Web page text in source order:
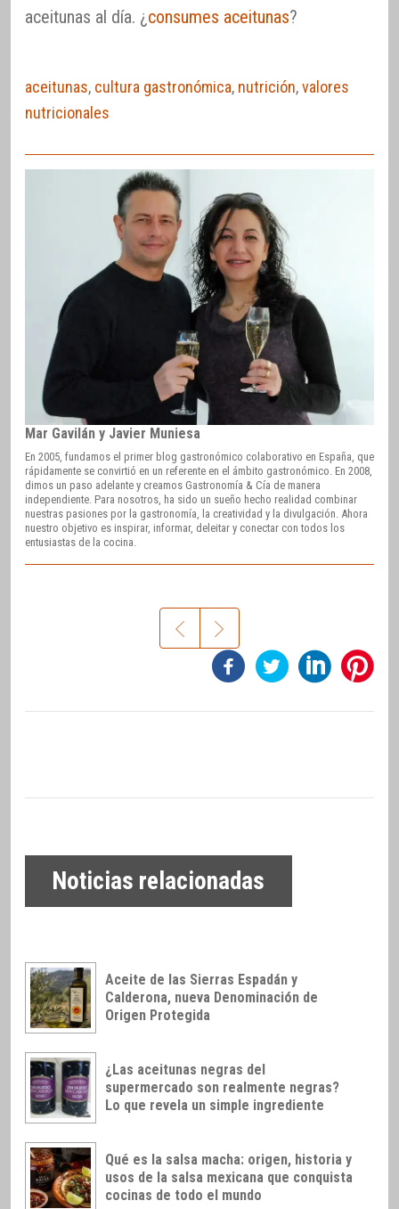
aceitunas al día. ¿ consumes aceitunas?
aceitunas, cultura gastronómica, nutrición,valores
nutricionales
Mar Gavilán y Javier Muniesa
En 2005, fundamos el primer blog gastronómico colaborativo en España, que
rápidamente se convirtió en un referente en el ámbito gastronómico. En 2008,
dimos un paso adelante y creamos Gastronomía & Cía de manera
independiente. Para nosotros, ha sido un sueño hecho realidad combinar
nuestras pasiones por la gastronomía, la creatividad y la divulgación. Ahora
nuestro objetivo es inspirar, informar, deleitar y conectar con todos los
entusiastas de la cocina.
Noticias relacionadas
Aceite de las Sierras Espadán y
Calderona, nueva Denominación de
Origen Protegida
¿Las aceitunas negras del
supermercado son realmente negras?
Lo que revela un simple ingrediente
Qué es la salsa macha: origen, historia y
usos de la salsa mexicana que conquista
cocinas de todo el mundo